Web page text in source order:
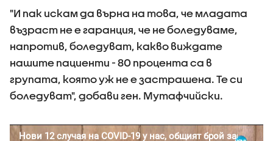
"И пак искам да върна на това, че младата
възраст не е гаранция, че не боледуваме,
напротив, боледуват, какво виждате
нашите пациенти - 80 процента са в
групата, която уж не е застрашена. Те си
боледуват", добави ген. Мутафчийски.